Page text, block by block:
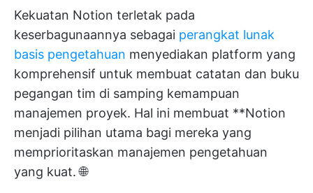
Kekuatan Notion terletak pada
keserbagunaannya sebagai perangkat lunak
basis pengetahuan menyediakan platform yang
komprehensif untuk membuat catatan dan buku
pegangan tim di samping kemampuan
manajemen proyek. Hal ini membuat **Notion
menjadi pilihan utama bagi mereka yang
memprioritaskan manajemen pengetahuan
yang kuat. 🌐